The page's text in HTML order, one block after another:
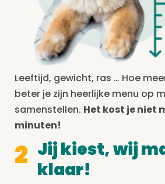
Leeftijd, gewicht, ras … Hoe
beter je zijn heerlijke menu op
samenstellen. Het kost je niet
minuten!
2 Jij kiest, wij
klaar!